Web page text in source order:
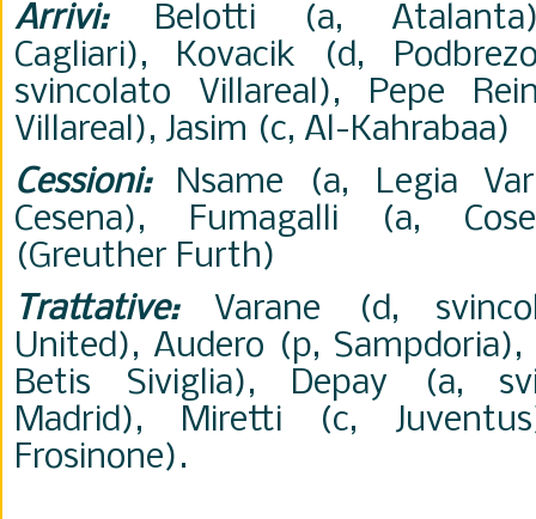
Arrivi:Belotti (a,
Cagliari), Kovacik (d,
svincolato Villareal), Pepe
Villareal), Jasim (c, Al-Kahrabaa)
Cessioni:Nsame (a, Legia
Cesena), Fumagalli (a,
(Greuther Furth)
Trattative:Varane (d,
United), Audero (p, Sampdoria),
Betis Siviglia), Depay (a,
Madrid), Miretti (c,
Frosinone).